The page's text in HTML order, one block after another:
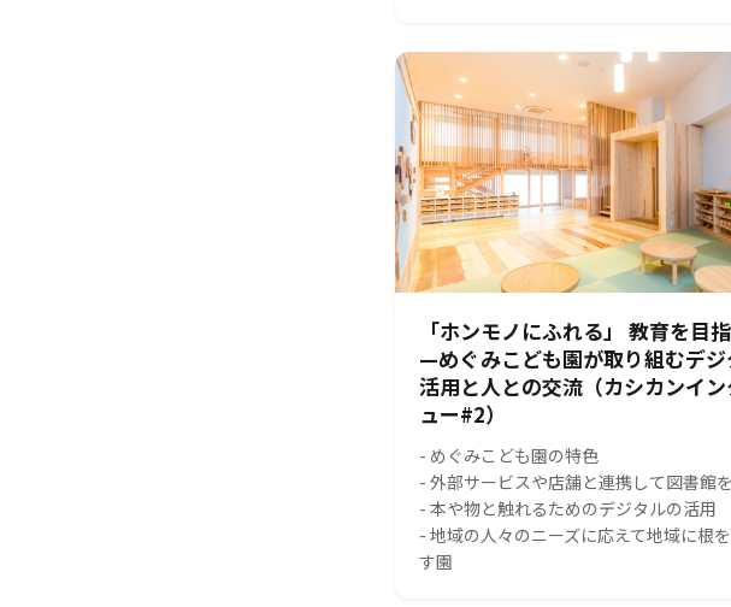
「ホンモノにふれる」 教育を目
—めぐみこども園が取り組むデ
活用と人との交流（カシカンイン
ュー#2）
- めぐみこども園の特色
- 外部サービスや店舗と連携して図書館
- 本や物と触れるためのデジタルの活用
- 地域の人々のニーズに応えて地域に根
す園